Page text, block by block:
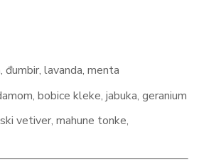
đumbir, lavanda, menta
bobice kleke, jabuka, geranium
vetiver, mahune tonke,